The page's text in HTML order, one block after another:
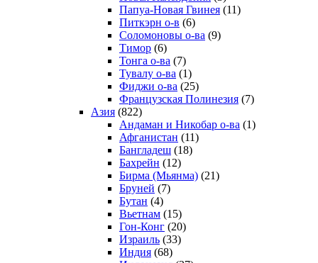
Папуа-Новая Гвинея (11)
Питкэрн о-в (6)
Соломоновы о-ва (9)
Тимор (6)
Тонга о-ва (7)
Тувалу о-ва (1)
Фиджи о-ва (25)
Французская Полинезия (7)
Азия (822)
Андаман и Никобар о-ва (1)
Афганистан (11)
Бангладеш (18)
Бахрейн (12)
Бирма (Мьянма) (21)
Бруней (7)
Бутан (4)
Вьетнам (15)
Гон-Конг (20)
Израиль (33)
Индия (68)